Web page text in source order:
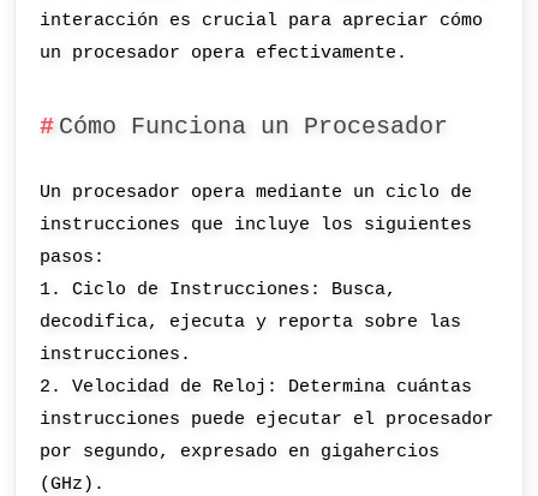
interacción es crucial para apreciar cómo
un procesador opera efectivamente.
Cómo Funciona un Procesador
Un procesador opera mediante un ciclo de
instrucciones que incluye los siguientes
pasos:
1. Ciclo de Instrucciones: Busca,
decodifica, ejecuta y reporta sobre las
instrucciones.
2. Velocidad de Reloj: Determina cuántas
instrucciones puede ejecutar el procesador
por segundo, expresado en gigahercios
(GHz).